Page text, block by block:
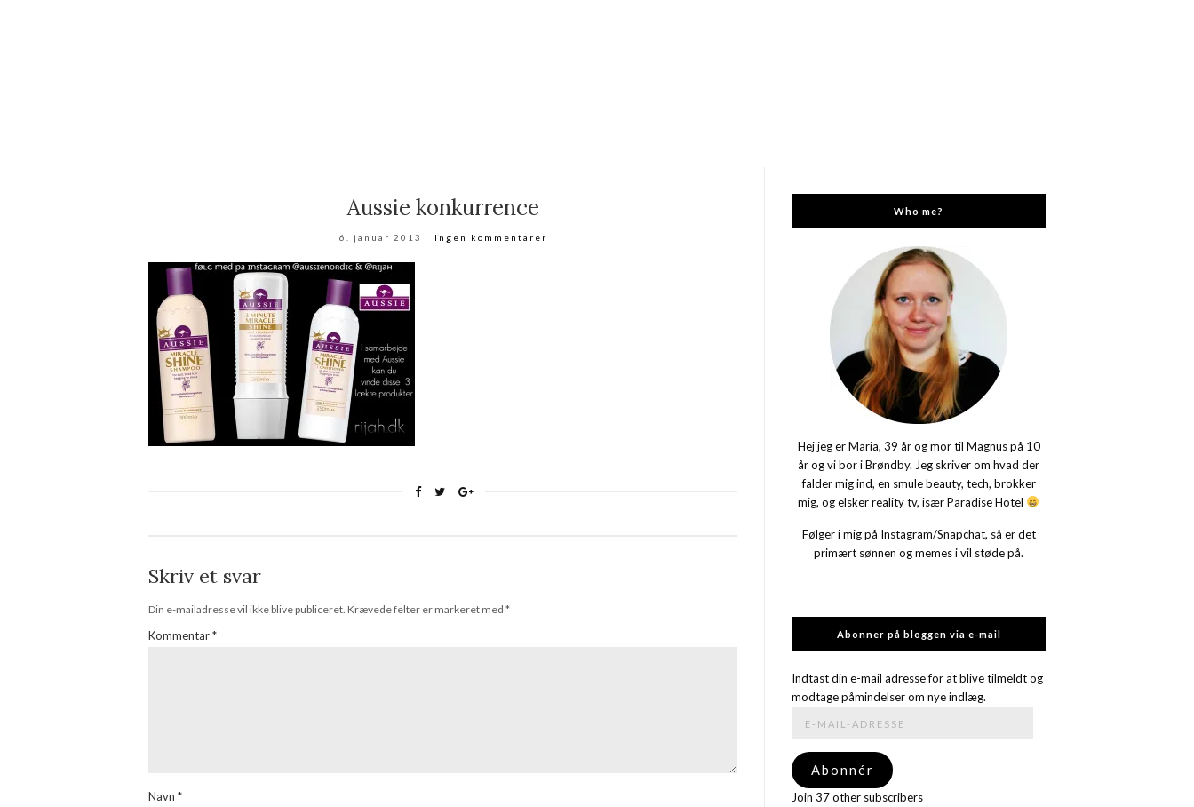
Aussie konkurrence
6. januar 2013 Ingen kommentarer
Skriv et svar
Din e-mailadresse vil ikke blive publiceret. Krævede felter er markeret med *
Kommentar*
Navn *
Who me?
Hej jeg er Maria, 39 år og mor til Magnus på 10
år og vi bor i Brøndby. Jeg skriver om hvad der
falder mig ind, en smule beauty, tech, brokker
mig, og elsker reality tv, især Paradise Hotel
Følger i mig på Instagram/Snapchat, så er det
primært sønnen og memes i vil støde på.
Abonner på bloggen via e-mail
Indtast din e-mail adresse for at blive tilmeldt og
modtage påmindelser om nye indlæg.
adresse
Abonnér
Join 37 other subscribers